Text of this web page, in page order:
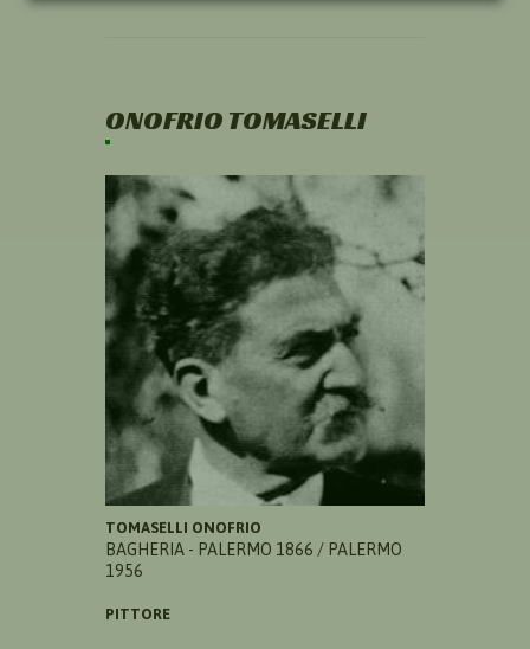
ONOFRIO TOMASELLI
TOMASELLI ONOFRIO
BAGHERIA - PALERMO 1866 / PALERMO
1956
PITTORE